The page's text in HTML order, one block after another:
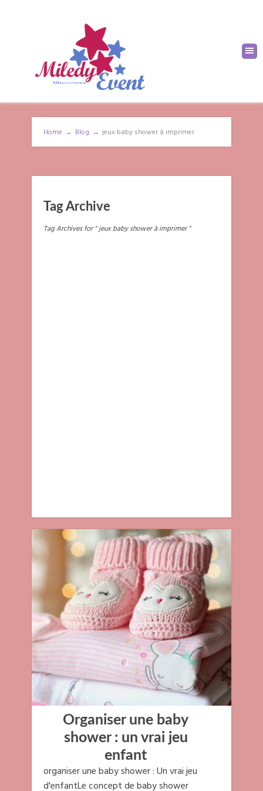
Home → Blog → jeux baby shower à imprimer
Tag Archive
Tag Archives for " jeux baby shower à imprimer "
Organiser une baby
shower : un vrai jeu
enfant
organiser une baby shower : Un vrai jeu
d'enfantLe concept de baby shower